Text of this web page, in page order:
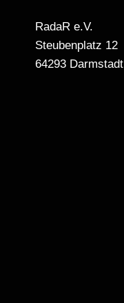
RadaR e.V.
Steubenplatz 12
64293 Darmstadt